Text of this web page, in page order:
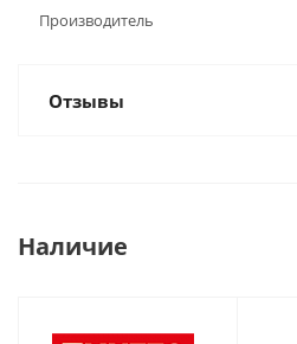
Производитель
Отзывы
Наличие